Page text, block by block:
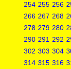
254 255 256
266 267 268
278 279 280
290 291 292
302 303 304
314 315 316